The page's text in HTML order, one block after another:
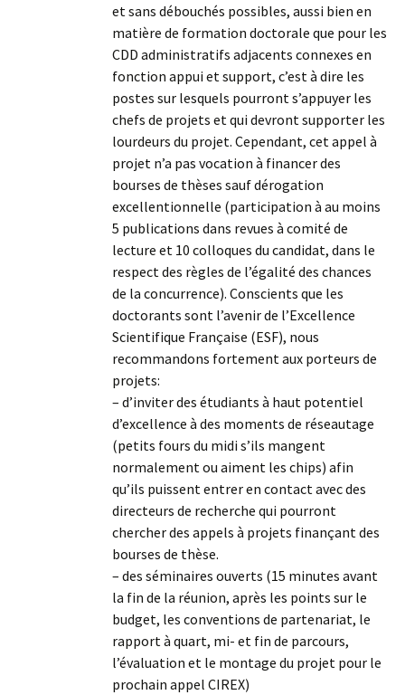
et sans débouchés possibles, aussi bien en
matière de formation doctorale que pour les
CDD administratifs adjacents connexes en
fonction appui et support, c’est à dire les
postes sur lesquels pourront s’appuyer les
chefs de projets et qui devront supporter les
lourdeurs du projet. Cependant, cet appel à
projet n’a pas vocation à financer des
bourses de thèses sauf dérogation
excellentionnelle (participation à au moins
5 publications dans revues à comité de
lecture et 10 colloques du candidat, dans le
respect des règles de l’égalité des chances
de la concurrence). Conscients que les
doctorants sont l’avenir de l’Excellence
Scientifique Française (ESF), nous
recommandons fortement aux porteurs de
projets:
– d’inviter des étudiants à haut potentiel
d’excellence à des moments de réseautage
(petits fours du midi s’ils mangent
normalement ou aiment les chips) afin
qu’ils puissent entrer en contact avec des
directeurs de recherche qui pourront
chercher des appels à projets finançant des
bourses de thèse.
– des séminaires ouverts (15 minutes avant
la fin de la réunion, après les points sur le
budget, les conventions de partenariat, le
rapport à quart, mi- et fin de parcours,
l’évaluation et le montage du projet pour le
prochain appel CIREX)